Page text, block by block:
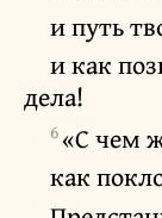
и путь
и как
дела!
6«С чем
как